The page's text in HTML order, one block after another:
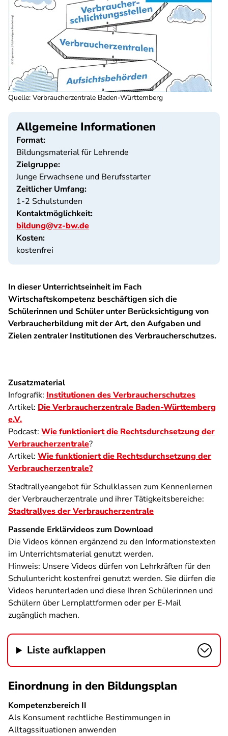
Quelle: Verbraucherzentrale Baden-Württemberg
Allgemeine Informationen
Format:
Bildungsmaterial für Lehrende
Zielgruppe:
Junge Erwachsene und Berufsstarter
Zeitlicher Umfang:
1-2 Schulstunden
Kontaktmöglichkeit:
bildung@vz-bw.de
Kosten:
kostenfrei
In dieser Unterrichtseinheit im Fach
Wirtschaftskompetenz beschäftigen sich die
Schülerinnen und Schüler unter Berücksichtigung von
Verbraucherbildung mit der Art, den Aufgaben und
Zielen zentraler Institutionen des Verbraucherschutzes.
Zusatzmaterial
Infografik: Institutionen des Verbraucherschutzes
Artikel: Die Verbraucherzentrale Baden-Württemberg
e.V.
Podcast: Wie funktioniert die Rechtsdurchsetzung der
Verbraucherzentrale?
Artikel: Wie funktioniert die Rechtsdurchsetzung der
Verbraucherzentrale?
Stadtrallyeangebot für Schulklassen zum Kennenlernen
der Verbraucherzentrale und ihrer Tätigkeitsbereiche:
Stadtrallyes der Verbraucherzentrale
Passende Erklärvideos zum Download
Die Videos können ergänzend zu den Informationstexten
im Unterrichtsmaterial genutzt werden.
Hinweis: Unsere Videos dürfen von Lehrkräften für den
Schuluntericht kostenfrei genutzt werden. Sie dürfen die
Videos herunterladen und diese Ihren Schülerinnen und
Schülern über Lernplattformen oder per E-Mail
zugänglich machen.
Liste aufklappen
Einordnung in den Bildungsplan
Kompetenzbereich II
Als Konsument rechtliche Bestimmungen in
Alltagssituationen anwenden